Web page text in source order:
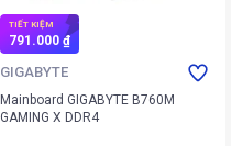
TIẾT KIỆM
791.000 ₫
GIGABYTE
Mainboard GIGABYTE B760M
GAMING X DDR4